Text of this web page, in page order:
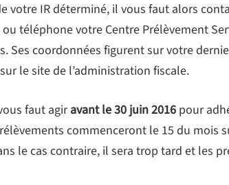
votre IR déterminé, il vous faut alors
téléphone votre Centre Prélèvement
Ses coordonnées figurent sur votre
le site de l’administration fiscale.
faut agiravant le 30 juin 2016 pour
commenceront le 15 du mois
le cas contraire, il sera trop tard et les